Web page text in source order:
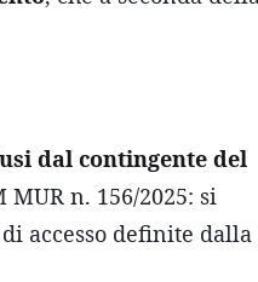
dal contingente del
n. 156/2025: si
accesso definite dalla